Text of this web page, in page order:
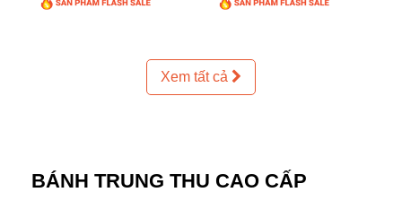
Xem tất cả
BÁNH TRUNG THU CAO CẤP